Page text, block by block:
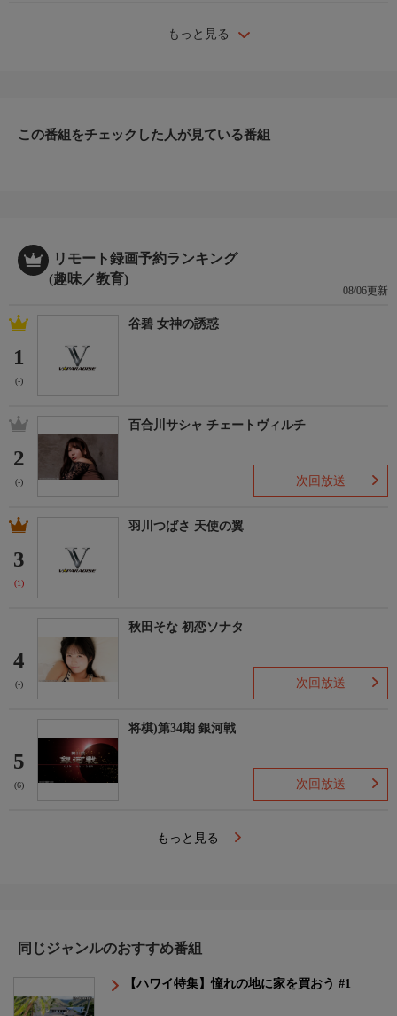
もっと見る
この番組をチェックした人が見ている番組
リモート録画予約ランキング
(趣味／教育)
08/06更新
1
(-)
谷碧 女神の誘惑
2
(-)
百合川サシャ チェートヴィルチ
次回放送
3
(1)
羽川つばさ 天使の翼
4
(-)
秋田そな 初恋ソナタ
次回放送
5
(6)
将棋)第34期 銀河戦
次回放送
もっと見る
同じジャンルのおすすめ番組
【ハワイ特集】憧れの地に家を買おう #1